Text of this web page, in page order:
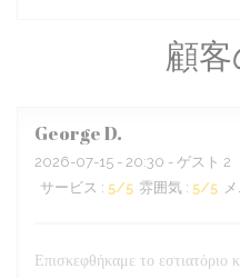
顧
GeorgeD
2026-07-15 - 20:30 - ゲスト 2
サービス : 5/5 雰囲気 : 5/5
Επισκεφθήκαμε το εστιατόριο